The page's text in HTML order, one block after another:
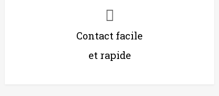
Contact facile
et rapide